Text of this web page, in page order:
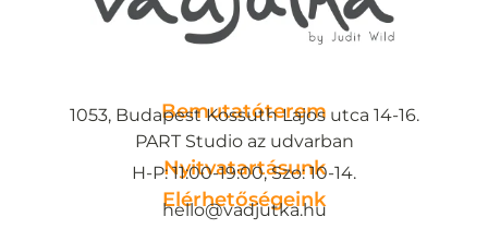
Bemutatóterem
1053, Budapest Kossuth Lajos utca 14-16.
PART Studio az udvarban
Nyitvatartásunk
H-P: 11:00-19:00, Szo: 10-14.
Elérhetőségeink
hello@vadjutka.hu